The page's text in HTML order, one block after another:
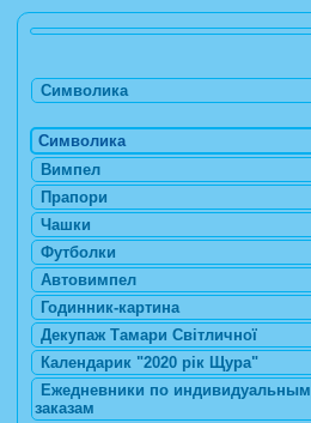
Символика
Символика
Вимпел
Прапори
Чашки
Футболки
Автовимпел
Годинник-картина
Декупаж Тамари Світличної
Календарик "2020 рік Щура"
Ежедневники по индивидуальным
заказам